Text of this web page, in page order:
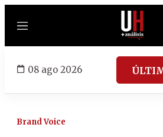
Menú
08 ago 2026
Brand Voice